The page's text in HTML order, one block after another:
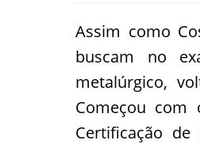
Assim como
buscam no
metalúrgico,
Começou com
Certificação